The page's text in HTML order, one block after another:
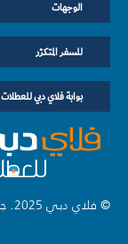
الوجهات
للسفر المتكرّر
بوابة فلاي دبي للعطلات
© فلاي دبي 2025. جميع الحقوق محفوظة.